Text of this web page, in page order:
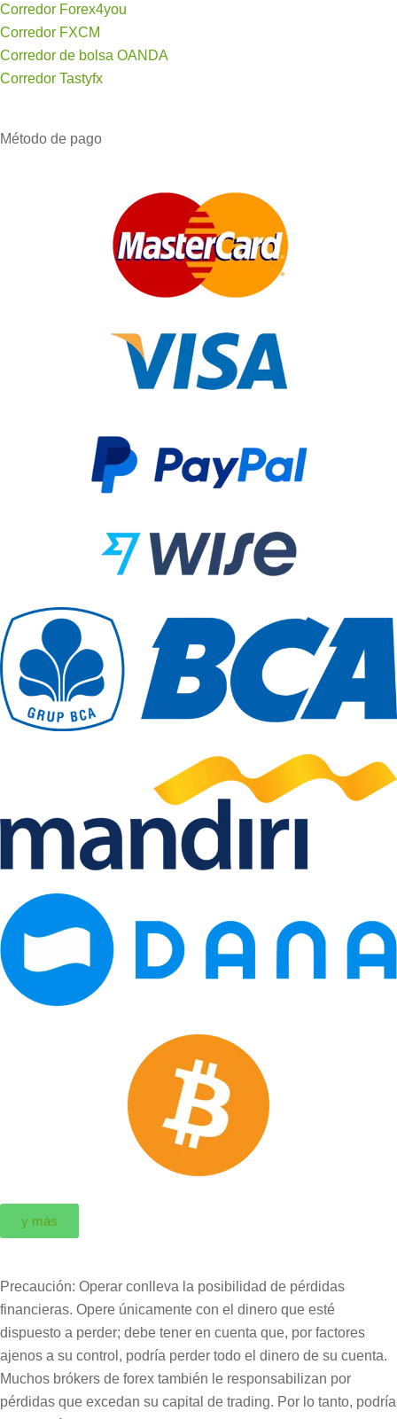
Corredor Forex4you
Corredor FXCM
Corredor de bolsa OANDA
Corredor Tastyfx
Método de pago
y más
Precaución: Operar conlleva la posibilidad de pérdidas
financieras. Opere únicamente con el dinero que esté
dispuesto a perder; debe tener en cuenta que, por factores
ajenos a su control, podría perder todo el dinero de su cuenta.
Muchos brókers de forex también le responsabilizan por
pérdidas que excedan su capital de trading. Por lo tanto, podría